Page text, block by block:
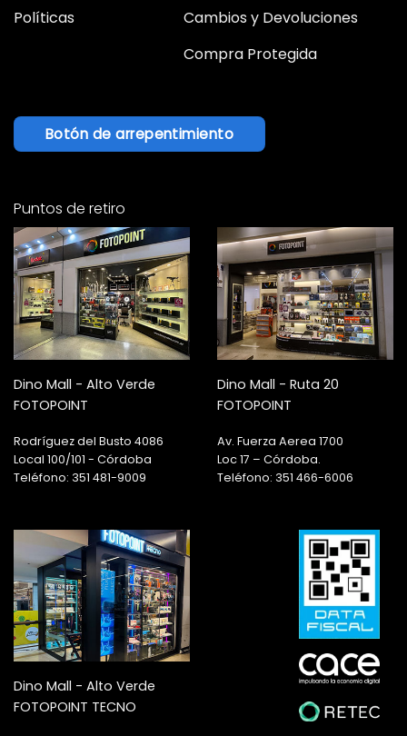
Políticas
Cambios y Devoluciones
Compra Protegida
Botón de arrepentimiento
Puntos de retiro
Dino Mall - Alto Verde
FOTOPOINT
Rodríguez del Busto 4086
Local 100/101 - Córdoba
Teléfono: 351 481-9009
Dino Mall - Ruta 20
FOTOPOINT
Av. Fuerza Aerea 1700
Loc 17 – Córdoba.
Teléfono: 351 466-6006
Dino Mall - Alto Verde
FOTOPOINT TECNO